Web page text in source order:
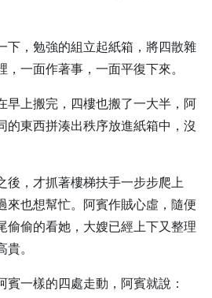
下，勉強的組立起紙箱，將四散雜
一面作著事，一面平復下來。
早上搬完，四樓也搬了一大半，阿
的東西拼湊出秩序放進紙箱中，沒
後，才抓著樓梯扶手一步步爬上
來也想幫忙。阿賓作賊心虛，隨便
偷偷的看她，大嫂已經上下又整理
。
賓一樣的四處走動，阿賓就說：